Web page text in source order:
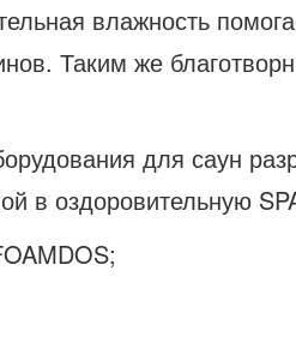
влажность
Таким же
для саун
в оздоровительную